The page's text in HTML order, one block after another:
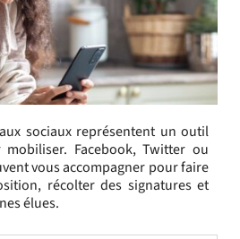
sociaux représentent un outil
Facebook, Twitter ou
vous accompagner pour faire
récolter des signatures et
élues.